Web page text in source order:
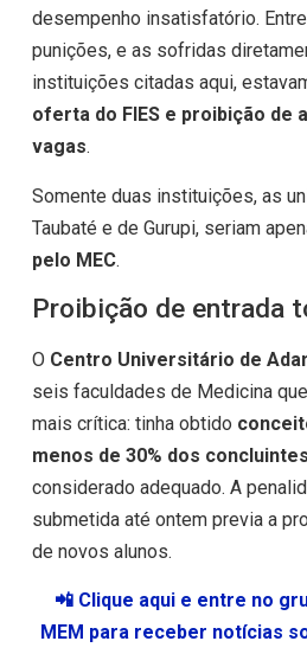
desempenho insatisfatório.
punições, e as sofridas
instituições citadas aqui,
oferta do FIES e proibição de
vagas.
Somente duas instituições, as
Taubaté e de Gurupi, seriam
pelo MEC.
Proibição de entrada
O Centro Universitário de
seis faculdades de Medicina
mais crítica: tinha obtido
menos de 30% dos concluintes
considerado adequado. A
submetida até ontem previa a
de novos alunos.
📲 Clique aqui e entre no
MEM para receber notícias